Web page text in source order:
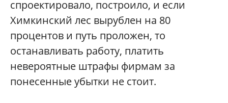
спроектировало, построило, и если
Химкинский лес вырублен на 80
процентов и путь проложен, то
останавливать работу, платить
невероятные штрафы фирмам за
понесенные убытки не стоит.